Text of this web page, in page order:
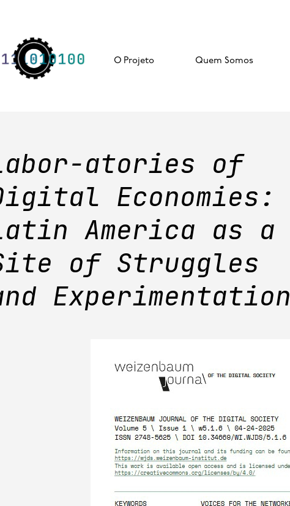
O Projeto Quem Somos
atories of
Economies:
America as a
of Struggles
Experimentation